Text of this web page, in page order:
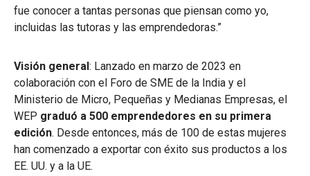
fue conocer a tantas personas que piensan como yo,
incluidas las tutoras y las emprendedoras.”
Visión general: Lanzado en marzo de 2023 en
colaboración con el Foro de SME de la India y el
Ministerio de Micro, Pequeñas y Medianas Empresas, el
WEP graduó a 500 emprendedores en su primera
edición. Desde entonces, más de 100 de estas mujeres
han comenzado a exportar con éxito sus productos a los
EE. UU. y a la UE.